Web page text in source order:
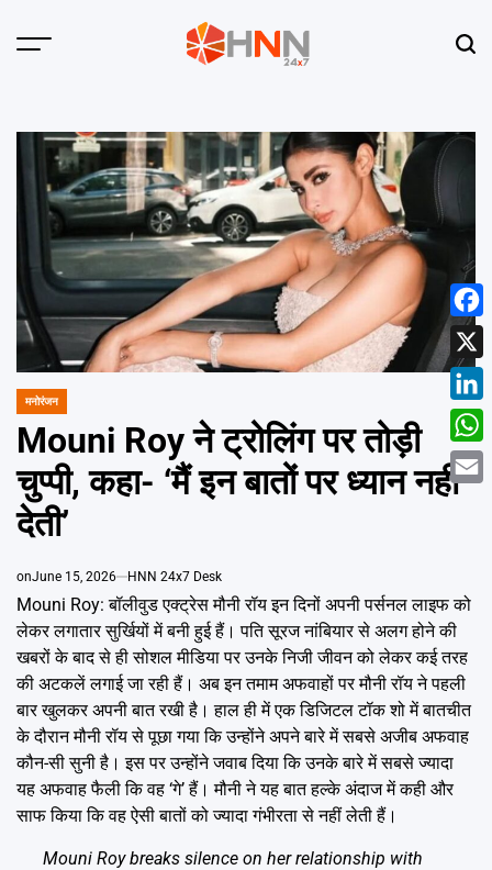
Menu
POSTED
मनोरंजन
Mouni Roy ने ट्रोलिंग पर तोड़ी
चुप्पी, कहा- ‘मैं इन बातों पर ध्यान नहीं
देती’
onJune 15, 2026 HNN 24x7 Desk
Mouni Roy: बॉलीवुड एक्ट्रेस मौनी रॉय इन दिनों अपनी पर्सनल लाइफ को
लेकर लगातार सुर्खियों में बनी हुई हैं। पति सूरज नांबियार से अलग होने की
खबरों के बाद से ही सोशल मीडिया पर उनके निजी जीवन को लेकर कई तरह
की अटकलें लगाई जा रही हैं। अब इन तमाम अफवाहों पर मौनी रॉय ने पहली
बार खुलकर अपनी बात रखी है। हाल ही में एक डिजिटल टॉक शो में बातचीत
के दौरान मौनी रॉय से पूछा गया कि उन्होंने अपने बारे में सबसे अजीब अफवाह
कौन-सी सुनी है। इस पर उन्होंने जवाब दिया कि उनके बारे में सबसे ज्यादा
यह अफवाह फैली कि वह ‘गे’ हैं। मौनी ने यह बात हल्के अंदाज में कही और
साफ किया कि वह ऐसी बातों को ज्यादा गंभीरता से नहीं लेती हैं।
Mouni Roy breaks silence on her relationship with
X